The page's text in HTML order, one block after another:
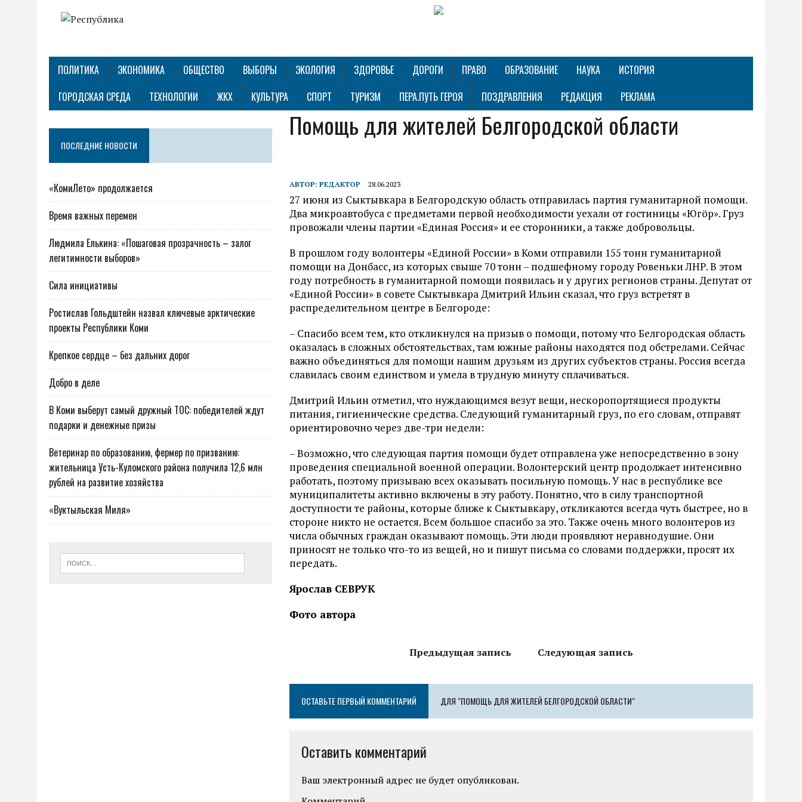
ПОЛИТИКА ЭКОНОМИКА ОБЩЕСТВО ВЫБОРЫ ЭКОЛОГИЯ ЗДОРОВЬЕ ДОРОГИ ПРАВО ОБРАЗОВАНИЕ НАУКА
ИСТОРИЯ
ГОРОДСКАЯ СРЕДА
ТЕХНОЛОГИИ ЖКХ КУЛЬТУРА СПОРТ ТУРИЗМ ПЕРА.ПУТЬ ГЕРОЯ ПОЗДРАВЛЕНИЯ РЕДАКЦИЯ РЕКЛАМА
Помощь для жителей Белгородской области
АВТОР:РЕДАКТОР 28.06.2023
27 июня из Сыктывкара в Белгородскую область отправилась партия гуманитарной помощи.
Два микроавтобуса с предметами первой необходимости уехали от гостиницы «Югöр». Груз
провожали члены партии «Единая Россия» и ее сторонники, а также добровольцы.
В прошлом году волонтеры «Единой России» в Коми отправили 155 тонн гуманитарной
помощи на Донбасс, из которых свыше 70 тонн – подшефному городу Ровеньки ЛНР. В этом
году потребность в гуманитарной помощи появилась и у других регионов страны. Депутат от
«Единой России» в совете Сыктывкара Дмитрий Ильин сказал, что груз встретят в
распределительном центре в Белгороде:
– Спасибо всем тем, кто откликнулся на призыв о помощи, потому что Белгородская область
оказалась в сложных обстоятельствах, там южные районы находятся под обстрелами. Сейчас
важно объединяться для помощи нашим друзьям из других субъектов страны. Россия всегда
славилась своим единством и умела в трудную минуту сплачиваться.
Дмитрий Ильин отметил, что нуждающимся везут вещи, нескоропортящиеся продукты
питания, гигиенические средства. Следующий гуманитарный груз, по его словам, отправят
ориентировочно через две-три недели:
– Возможно, что следующая партия помощи будет отправлена уже непосредственно в зону
проведения специальной военной операции. Волонтерский центр продолжает интенсивно
работать, поэтому призываю всех оказывать посильную помощь. У нас в республике все
муниципалитеты активно включены в эту работу. Понятно, что в силу транспортной
доступности те районы, которые ближе к Сыктывкару, откликаются всегда чуть быстрее, но в
стороне никто не остается. Всем большое спасибо за это. Также очень много волонтеров из
числа обычных граждан оказывают помощь. Эти люди проявляют неравнодушие. Они
приносят не только что-то из вещей, но и пишут письма со словами поддержки, просят их
передать.
Ярослав СЕВРУК
Фото автора
Предыдущая запись Следующая запись
ОСТАВЬТЕ ПЕРВЫЙ КОММЕНТАРИЙ ДЛЯ "ПОМОЩЬ ДЛЯ ЖИТЕЛЕЙ БЕЛГОРОДСКОЙ ОБЛАСТИ"
Оставить комментарий
Ваш электронный адрес не будет опубликован.
ПОСЛЕДНИЕ НОВОСТИ
«КомиЛето» продолжается
Время важных перемен
Людмила Елькина: «Пошаговая прозрачность – залог
легитимности выборов»
Сила инициативы
Ростислав Гольдштейн назвал ключевые арктические
проекты Республики Коми
Крепкое сердце – без дальних дорог
Добро в деле
В Коми выберут самый дружный ТОС: победителей ждут
подарки и денежные призы
Ветеринар по образованию, фермер по призванию:
жительница Усть-Куломского района получила 12,6 млн
рублей на развитие хозяйства
«Вуктыльская Миля»